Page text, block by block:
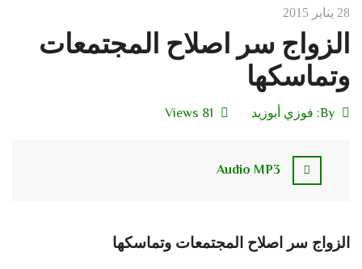
28 يناير 2015
الزواج سر اصلاح المجتمعات
وتماسكها
By: فوزي أبوزيد 81 Views
Audio MP3
الزواج سر اصلاح المجتمعات وتماسكها